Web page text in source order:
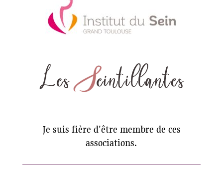
Je suis fière d'être membre de ces
associations.